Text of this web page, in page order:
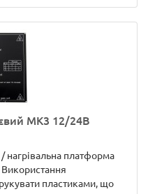
MK3 12/24В
нагрівальна платформа
пластиками, що